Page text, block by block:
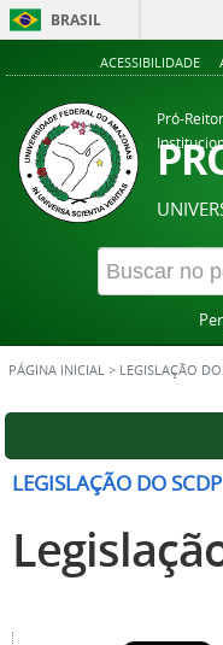
BRASIL
ACESSIBILIDADE
Pró-
PÁGINA INICIAL > LEGISLAÇÃO
LEGISLAÇÃO DO SCDP